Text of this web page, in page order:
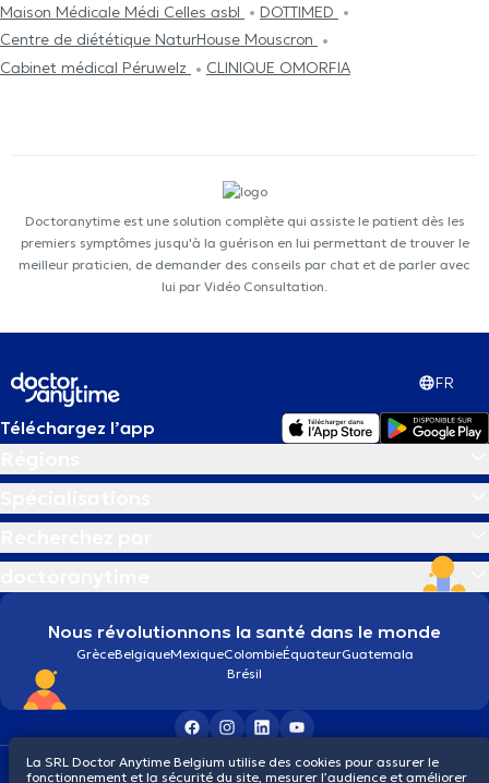
Maison Médicale Médi Celles asbl
DOTTIMED
Centre de diététique NaturHouse Mouscron
Cabinet médical Péruwelz
CLINIQUE OMORFIA
Doctoranytime est une solution complète qui assiste le patient dès les
premiers symptômes jusqu'à la guérison en lui permettant de trouver le
meilleur praticien, de demander des conseils par chat et de parler avec
lui par Vidéo Consultation.
FR
Téléchargez l’app
Nous révolutionnons la santé dans le monde
GrèceBelgiqueMexiqueColombieÉquateurGuatemala
Brésil
Conditions généralesCookiesPolitique de confidentialité
La SRL Doctor Anytime Belgium utilise des cookies pour assurer le
fonctionnement et la sécurité du site, mesurer l’audience et améliorer